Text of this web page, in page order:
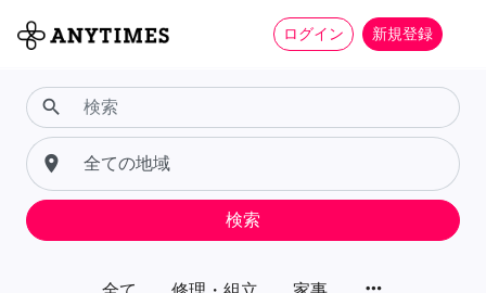
ログイン 新規登録
more_horiz
search
place
検索